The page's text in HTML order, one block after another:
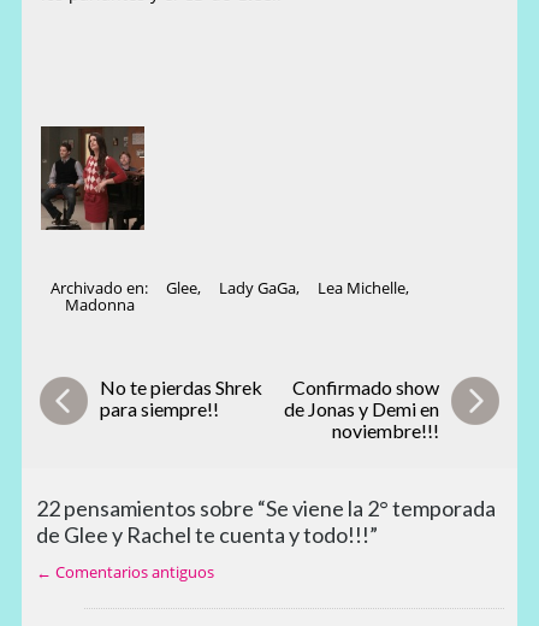
Archivado en: Glee, Lady GaGa, Lea Michelle,
Madonna
No te pierdas Shrek
para siempre!!
Confirmado show
de Jonas y Demi en
noviembre!!!
22 pensamientos sobre “Se viene la 2° temporada
de Glee y Rachel te cuenta y todo!!!”
← Comentarios antiguos